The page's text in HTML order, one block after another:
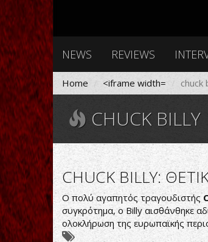
NEWS REVIEWS
Home <iframe width= chuck
CHUCK BILLY
CHUCK BILLY:
Ο πολύ αγαπητός τραγουδιστής
συγκρότημα, ο Billy αισθάνθηκε
ολοκλήρωση της ευρωπαϊκής